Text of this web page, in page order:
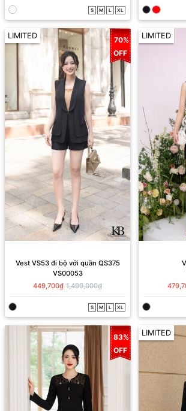
S M L XL
LIMITED
70%
OFF
Vest VS53 đi bộ với quần QS375
VS00053
449,700₫ 1,499,000₫
S M L XL
LIMITED
83%
OFF
LIMITED